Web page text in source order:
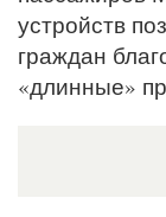
устройств
граждан
«длинные»